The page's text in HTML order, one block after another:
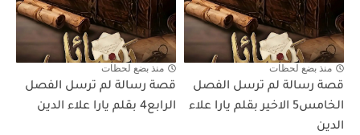
منذ بضع لحظات
قصة رسالة لم ترسل الفصل
الخامس5 الاخير بقلم يارا علاء
الدين
منذ بضع لحظات
قصة رسالة لم ترسل الفصل
الرابع4 بقلم يارا علاء الدين